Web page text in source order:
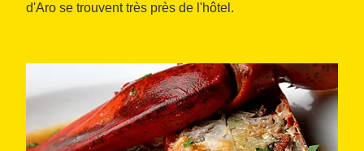
d'Aro se trouvent très près de l'hôtel.